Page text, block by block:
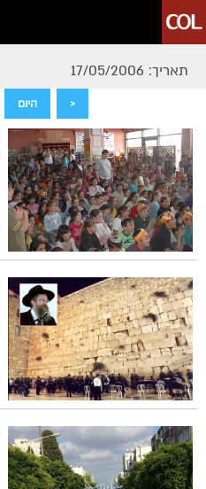
תאריך: 17/05/2006
< היום